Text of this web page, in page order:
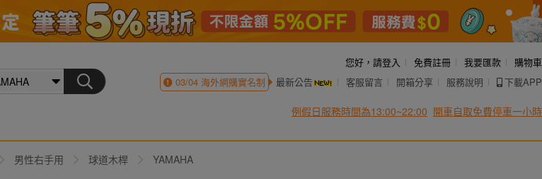
您好， 請登入 免費註冊 我要匯款
購物車
03/04海外網購實名制 最新公告 客服留言 開箱分享 服務說明 下載APP
例假日服務時間為13:00~22:00 開車自取免費停車一小時
男性右手用 球道木桿 YAMAHA